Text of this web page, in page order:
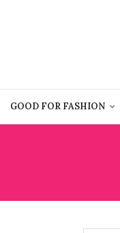
GOOD FOR FASHION